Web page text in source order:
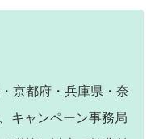
京都府・兵庫県・奈
キャンペーン事務局